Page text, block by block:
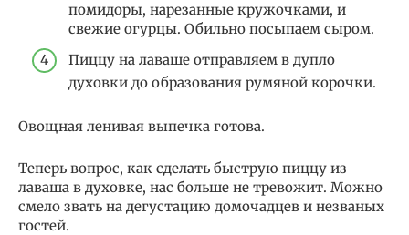
помидоры, нарезанные кружочками, и
свежие огурцы. Обильно посыпаем сыром.
Пиццу на лаваше отправляем в дупло
духовки до образования румяной корочки.
Овощная ленивая выпечка готова.
Теперь вопрос, как сделать быструю пиццу из
лаваша в духовке, нас больше не тревожит. Можно
смело звать на дегустацию домочадцев и незваных
гостей.